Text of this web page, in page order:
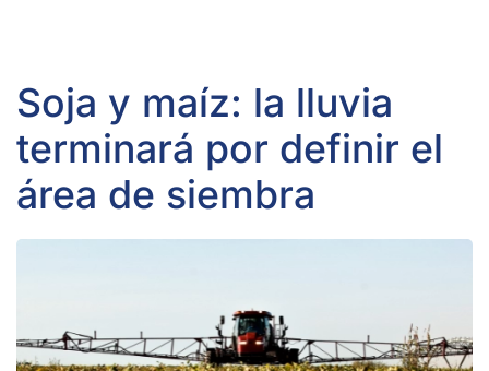
Soja y maíz: la lluvia
terminará por definir el
área de siembra